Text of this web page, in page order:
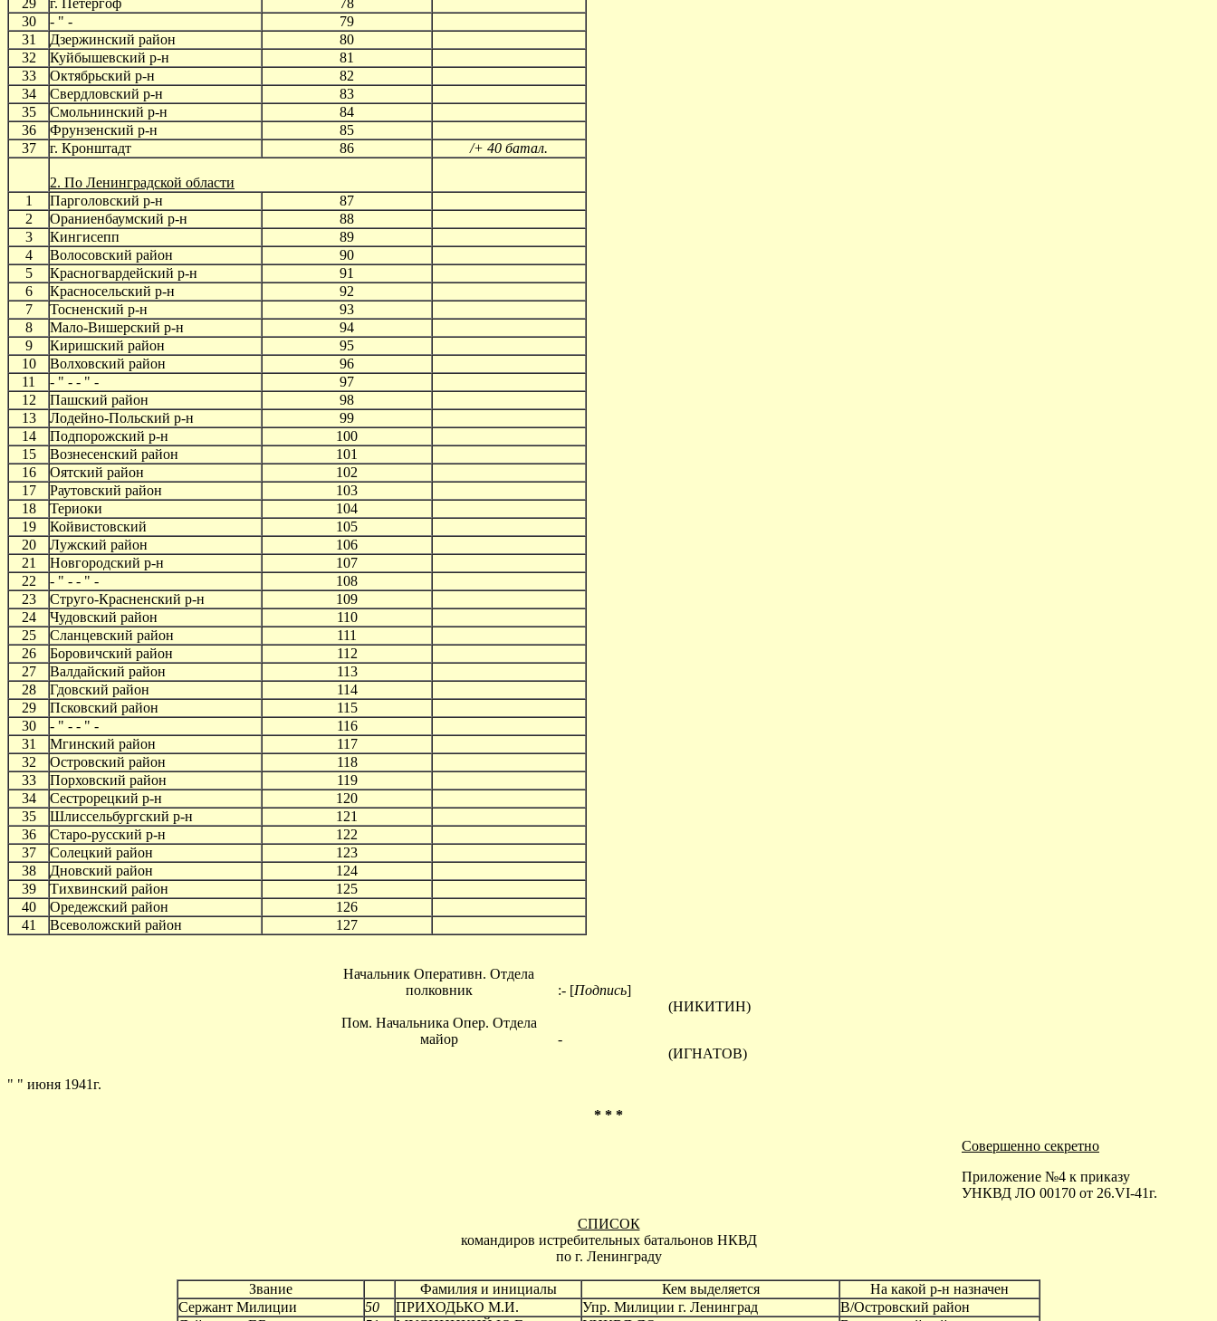
29
г. Петергоф
78
30
- " -
79
31
Дзержинский район
80
32
Куйбышевский р-н
81
33
Октябрьский р-н
82
34
Свердловский р-н
83
35
Смольнинский р-н
84
36
Фрунзенский р-н
85
37
г. Кронштадт 86 /+ 40 батал.
2. По Ленинградской области
1
Парголовский р-н
87
2
Ораниенбаумский р-н
88
3
Кингисепп
89
4
Волосовский район
90
5
Красногвардейский р-н
91
6
Красносельский р-н
92
7
Тосненский р-н
93
8
Мало-Вишерский р-н
94
9
Киришский район
95
10
Волховский район
96
11
- " - - " -
97
12
Пашский район
98
13
Лодейно-Польский р-н
99
14
Подпорожский р-н
100
15
Вознесенский район
101
16
Оятский район
102
17
Раутовский район
103
18
Териоки
104
19
Койвистовский
105
20
Лужский район
106
21
Новгородский р-н
107
22
- " - - " -
108
23
Струго-Красненский р-н
109
24
Чудовский район
110
25
Сланцевский район
111
26
Боровичский район
112
27
Валдайский район
113
28
Гдовский район
114
29
Псковский район
115
30
- " - - " -
116
31
Мгинский район
117
32
Островский район
118
33
Порховский район
119
34
Сестрорецкий р-н
120
35
Шлиссельбургский р-н
121
36
Старо-русский р-н
122
37
Солецкий район
123
38
Дновский район
124
39
Тихвинский район
125
40
Оредежский район
126
41
Всеволожский район 127
Начальник Оперативн. Отдела
полковник
:- [Подпись]
(НИКИТИН)
Пом. Начальника Опер. Отдела
майор
-
(ИГНАТОВ)
" " июня 1941г.
* * *
Совершенно секретно
Приложение №4 к приказу
УНКВД ЛО 00170 от 26.VI-41г.
СПИСОК
командиров истребительных батальонов НКВД
по г. Ленинграду
Звание Фамилия и инициалы Кем выделяется
На какой р-н назначен
Сержант Милиции
50 ПРИХОДЬКО М.И. Упр. Милиции г. Ленинград
В/Островский район